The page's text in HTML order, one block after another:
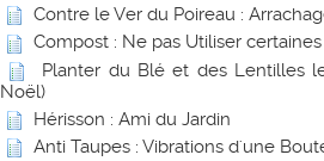
Contre le Ver du Poireau :
Compost : Ne pas Utiliser
Planter du Blé et des Lentilles
Noël)
Hérisson : Ami du Jardin
Anti Taupes : Vibrations d'une